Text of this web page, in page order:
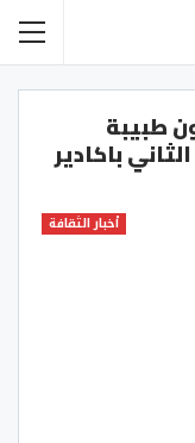
طبيبة
باكادير
أخبار الثقافة